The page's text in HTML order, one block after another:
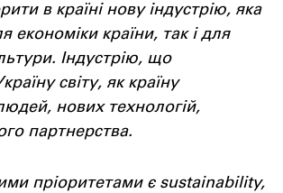
в країні нову індустрію, яка
економіки країни, так і для
Індустрію, що
світу, як країну
нових технологій,
партнерства.
пріоритетами є sustainability,